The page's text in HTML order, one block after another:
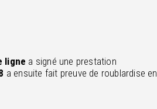
ligne a signé une prestation
a ensuite fait preuve de roublardise en